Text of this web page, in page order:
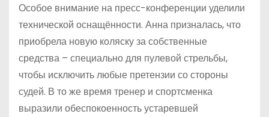
Особое внимание на пресс-конференции уделили
технической оснащённости. Анна призналась, что
приобрела новую коляску за собственные
средства – специально для пулевой стрельбы,
чтобы исключить любые претензии со стороны
судей. В то же время тренер и спортсменка
выразили обеспокоенность устаревшей